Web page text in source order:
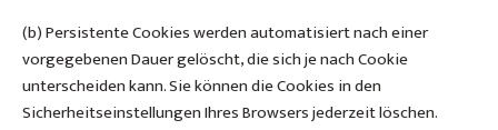
(b) Persistente Cookies werden automatisiert nach einer
vorgegebenen Dauer gelöscht, die sich je nach Cookie
unterscheiden kann. Sie können die Cookies in den
Sicherheitseinstellungen Ihres Browsers jederzeit löschen.